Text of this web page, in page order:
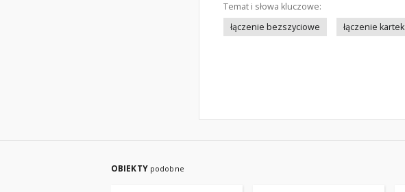
Temat i słowa kluczowe:
łączenie bezszyciowe
łączenie kartek
OBIEKTY podobne